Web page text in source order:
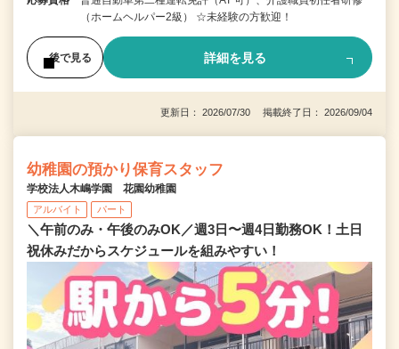
（ホームヘルパー2級） ☆未経験の方歓迎！
後で見る 詳細を見る
更新日： 2026/07/30 掲載終了日： 2026/09/04
幼稚園の預かり保育スタッフ
学校法人木嶋学園 花園幼稚園
アルバイト パート
＼午前のみ・午後のみOK／週3日〜週4日勤務OK！土日
祝休みだからスケジュールを組みやすい！